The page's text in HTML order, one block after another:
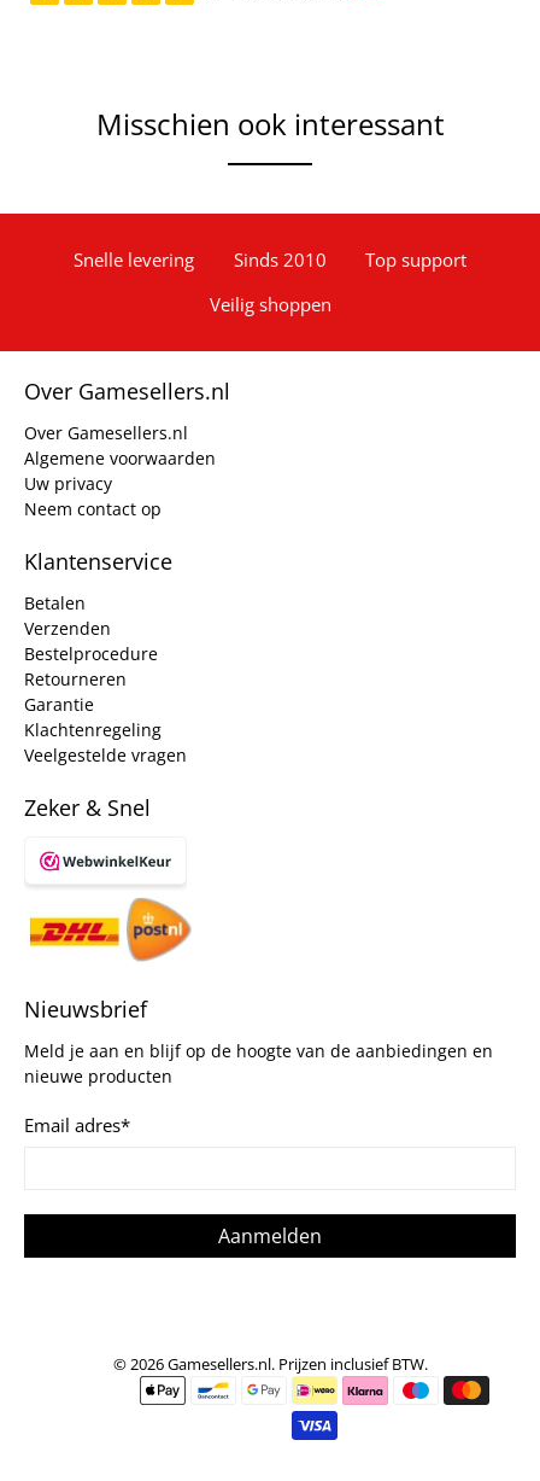
Misschien ook interessant
Snelle levering Sinds 2010
Top support
Veilig shoppen
Over Gamesellers.nl
Over Gamesellers.nl
Algemene voorwaarden
Uw privacy
Neem contact op
Klantenservice
Betalen
Verzenden
Bestelprocedure
Retourneren
Garantie
Klachtenregeling
Veelgestelde vragen
Zeker & Snel
Nieuwsbrief
Meld je aan en blijf op de hoogte van de aanbiedingen en
nieuwe producten
Email adres*
Aanmelden
© 2026Gamesellers.nl. Prijzen inclusief BTW.